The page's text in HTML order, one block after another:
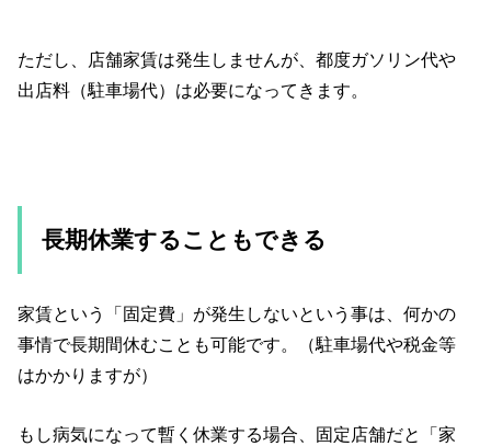
ただし、店舗家賃は発生しませんが、都度ガソリン代や
出店料（駐車場代）は必要になってきます。
長期休業することもできる
家賃という「固定費」が発生しないという事は、何かの
事情で長期間休むことも可能です。（駐車場代や税金等
はかかりますが）
もし病気になって暫く休業する場合、固定店舗だと「家